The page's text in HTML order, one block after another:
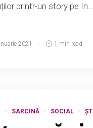
printr-un story pe In...
2021 1 min read
SARCINĂ SOCIAL